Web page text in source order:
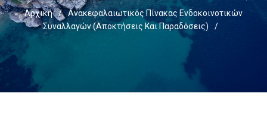
Αρχική /
Ανακεφαλαιωτικός Πίνακας Ενδοκοινοτικών
Συναλλαγών (Αποκτήσεις Και Παραδόσεις)
/